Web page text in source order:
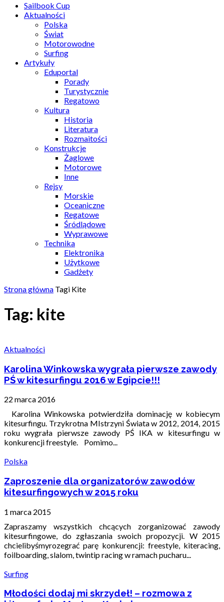
Sailbook Cup
Aktualności
Polska
Świat
Motorowodne
Surfing
Artykuły
Eduportal
Porady
Turystycznie
Regatowo
Kultura
Historia
Literatura
Rozmaitości
Konstrukcje
Żaglowe
Motorowe
Inne
Rejsy
Morskie
Oceaniczne
Regatowe
Śródlądowe
Wyprawowe
Technika
Elektronika
Użytkowe
Gadżety
Strona główna Tagi Kite
Tag: kite
Aktualności
Karolina Winkowska wygrała pierwsze zawody
PŚ w kitesurfingu 2016 w Egipcie!!!
22 marca 2016
Karolina Winkowska potwierdziła dominację w kobiecym
kitesurfingu. Trzykrotna MIstrzyni Świata w 2012, 2014, 2015
roku wygrała pierwsze zawody PŚ IKA w kitesurfingu w
konkurencji freestyle. Pomimo...
Polska
Zaproszenie dla organizatorów zawodów
kitesurfingowych w 2015 roku
1 marca 2015
Zapraszamy wszystkich chcących zorganizować zawody
kitesurfingowe, do zgłaszania swoich propozycji. W 2015
chcielibyśmyrozegrać parę konkurencji: freestyle, kiteracing,
foilboarding, slalom, twintip racing w ramach pucharu...
Surfing
Młodości dodaj mi skrzydeł! – rozmowa z